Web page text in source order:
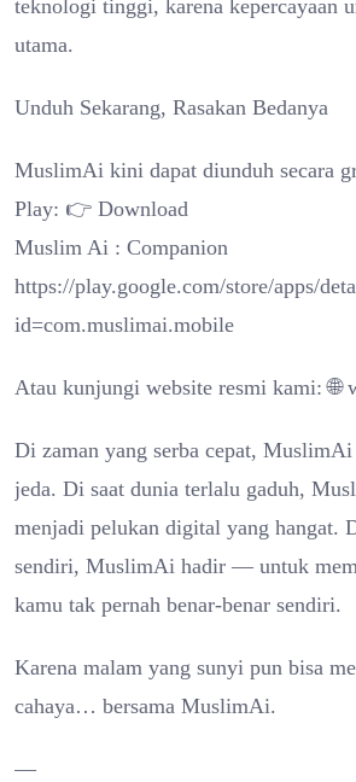
teknologi tinggi, karena kepercayaan
utama.
Unduh Sekarang, Rasakan Bedanya
MuslimAi kini dapat diunduh secara
Play: 👉 Download
Muslim Ai : Companion
https://play.google.com/store/apps/
id=com.muslimai.mobile
Atau kunjungi website resmi kami: 🌐
Di zaman yang serba cepat,
jeda. Di saat dunia terlalu gaduh,
menjadi pelukan digital yang hangat.
sendiri, MuslimAi hadir — untuk
kamu tak pernah benar-benar sendiri.
Karena malam yang sunyi pun bisa
cahaya… bersama MuslimAi.
—